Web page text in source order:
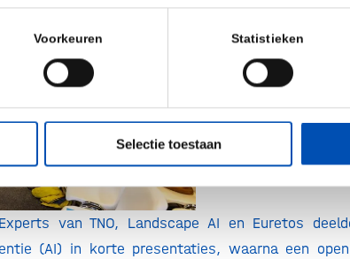
Voorkeuren Statistieken
Selectie toestaan
potentie van datagebruik.
van TNO, Landscape AI en Euretos
(AI) in korte presentaties, waarna een